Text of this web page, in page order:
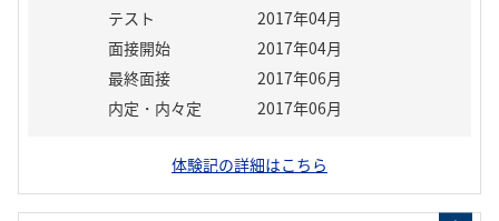
テスト
2017年04月
面接開始
2017年04月
最終面接
2017年06月
内定・内々定
2017年06月
体験記の詳細はこちら